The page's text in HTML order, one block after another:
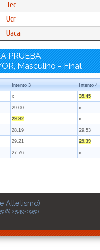
Tec
Ucr
Uaca
PRUEBA
Masculino - Final
Intento 3 Intento 4
x 35.45
29.00 x
29.82 x
28.19 29.53
29.21 29.39
27.76 x
Atletismo)
2549-0950